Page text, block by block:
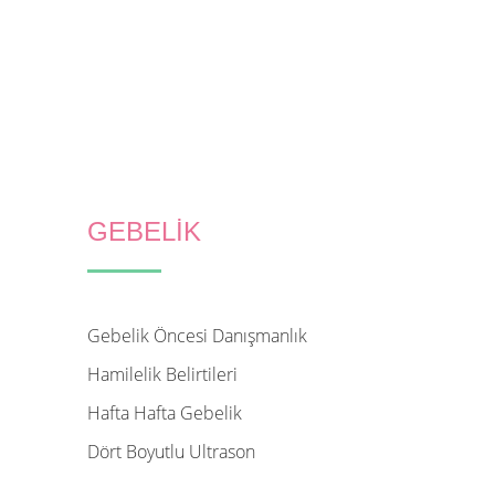
GEBELİK
Gebelik Öncesi Danışmanlık
Hamilelik Belirtileri
Hafta Hafta Gebelik
Dört Boyutlu Ultrason